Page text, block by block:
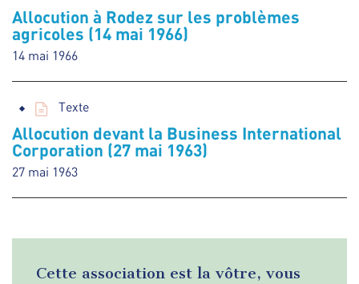
Allocution à Rodez sur les problèmes
agricoles (14 mai 1966)
14 mai 1966
Texte
Allocution devant la Business International
Corporation (27 mai 1963)
27 mai 1963
Cette association est la vôtre, vous